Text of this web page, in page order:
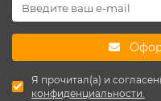
Я прочитал(а) и
конфиденциальности.